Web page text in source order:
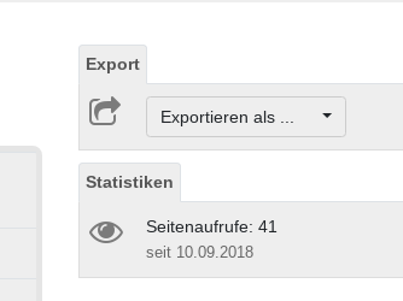
Export
Exportieren als ...
Statistiken
Seitenaufrufe: 41
seit 10.09.2018